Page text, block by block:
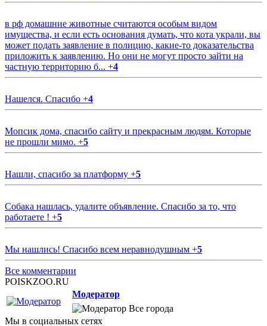
в рф домашние животные считаются особым видом
имущества, и если есть основания думать, что кота украли, вы
может подать заявление в полицию, какие-то доказательства
приложить к заявлению. Но они не могут просто зайти на
частную территорию б... +4
Нашелся. Спасибо +4
Мопсик дома, спасибо сайту и прекрасным людям. Которые
не прошли мимо. +5
Нашли, спасибо за платформу +5
Собака нашлась, удалите объявление. Спасибо за то, что
работаете ! +5
Мы нашлись! Спасибо всем неравнодушным +5
Все комментарии
POISKZOO.RU
Модератор
Все города
Мы в социальных сетях